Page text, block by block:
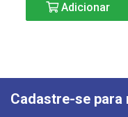
Adicionar
Cadastre-se